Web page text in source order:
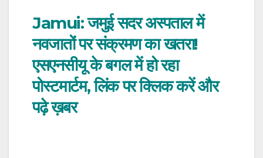
Jamui: जमुई सदर अस्पताल में
नवजातों पर संक्रमण का खतरा!
एसएनसीयू के बगल में हो रहा
पोस्टमार्टम, लिंक पर क्लिक करें और
पढ़े ख़बर